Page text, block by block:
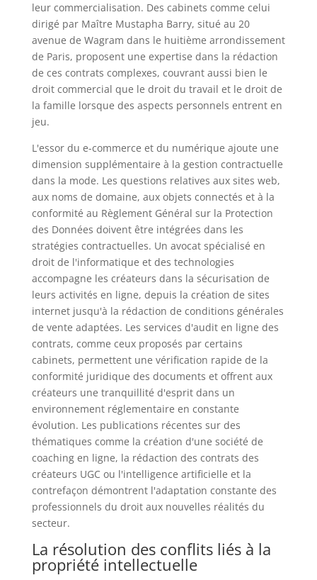
leur commercialisation. Des cabinets comme celui
dirigé par Maître Mustapha Barry, situé au 20
avenue de Wagram dans le huitième arrondissement
de Paris, proposent une expertise dans la rédaction
de ces contrats complexes, couvrant aussi bien le
droit commercial que le droit du travail et le droit de
la famille lorsque des aspects personnels entrent en
jeu.
L'essor du e-commerce et du numérique ajoute une
dimension supplémentaire à la gestion contractuelle
dans la mode. Les questions relatives aux sites web,
aux noms de domaine, aux objets connectés et à la
conformité au Règlement Général sur la Protection
des Données doivent être intégrées dans les
stratégies contractuelles. Un avocat spécialisé en
droit de l'informatique et des technologies
accompagne les créateurs dans la sécurisation de
leurs activités en ligne, depuis la création de sites
internet jusqu'à la rédaction de conditions générales
de vente adaptées. Les services d'audit en ligne des
contrats, comme ceux proposés par certains
cabinets, permettent une vérification rapide de la
conformité juridique des documents et offrent aux
créateurs une tranquillité d'esprit dans un
environnement réglementaire en constante
évolution. Les publications récentes sur des
thématiques comme la création d'une société de
coaching en ligne, la rédaction des contrats des
créateurs UGC ou l'intelligence artificielle et la
contrefaçon démontrent l'adaptation constante des
professionnels du droit aux nouvelles réalités du
secteur.
La résolution des conflits liés à la
propriété intellectuelle